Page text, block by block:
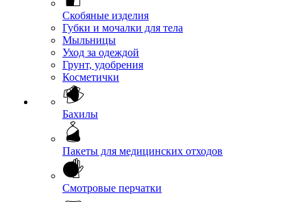
Скобяные изделия
Губки и мочалки для тела
Мыльницы
Уход за одеждой
Грунт, удобрения
Косметички
Бахилы
Пакеты для медицинских отходов
Смотровые перчатки